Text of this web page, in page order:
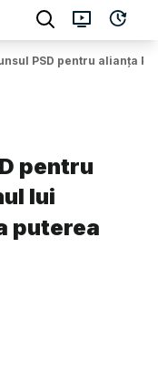
PSD pentru alianța
pentru
lui
puterea